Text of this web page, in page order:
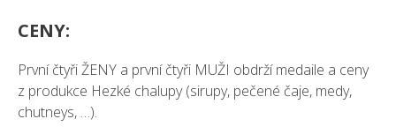
CENY:
První čtyři ŽENY a první čtyři MUŽI obdrží medaile a ceny
z produkce Hezké chalupy (sirupy, pečené čaje, medy,
chutneys, …).